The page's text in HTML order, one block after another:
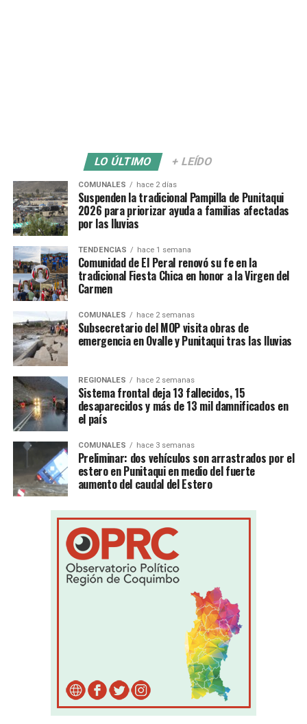
LO ÚLTIMO + LEÍDO
COMUNALES hace 2 días
Suspenden la tradicional Pampilla de Punitaqui
2026 para priorizar ayuda a familias afectadas
por las lluvias
TENDENCIAS hace 1 semana
Comunidad de El Peral renovó su fe en la
tradicional Fiesta Chica en honor a la Virgen del
Carmen
COMUNALES hace 2 semanas
Subsecretario del MOP visita obras de
emergencia en Ovalle y Punitaqui tras las lluvias
REGIONALES hace 2 semanas
Sistema frontal deja 13 fallecidos, 15
desaparecidos y más de 13 mil damnificados en
el país
COMUNALES hace 3 semanas
Preliminar: dos vehículos son arrastrados por el
estero en Punitaqui en medio del fuerte
aumento del caudal del Estero